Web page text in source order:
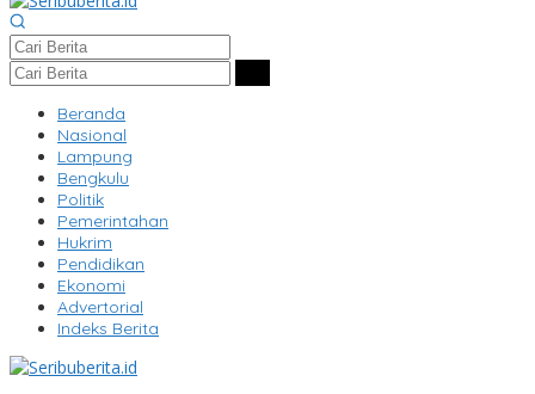
Beranda
Nasional
Lampung
Bengkulu
Politik
Pemerintahan
Hukrim
Pendidikan
Ekonomi
Advertorial
Indeks Berita